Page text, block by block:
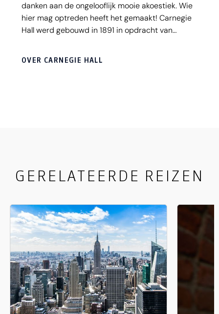
danken aan de ongelooflijk mooie akoestiek. Wie
hier mag optreden heeft het gemaakt! Carnegie
Hall werd gebouwd in 1891 in opdracht van
OVER CARNEGIE HALL
GERELATEERDE REIZEN